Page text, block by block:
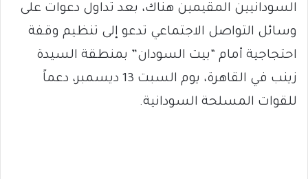
السودانيين المقيمين هناك، بعد تداول دعوات على
وسائل التواصل الاجتماعي تدعو إلى تنظيم وقفة
احتجاجية أمام “بيت السودان” بمنطقة السيدة
زينب في القاهرة، يوم السبت 13 ديسمبر، دعماً
للقوات المسلحة السودانية.